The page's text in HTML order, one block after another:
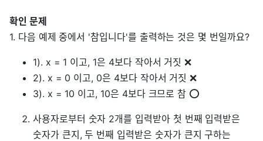
확인 문제
1. 다음 예제 중에서 '참입니다'를 출력하는 것은 몇 번일까요?
1). x = 1 이고, 1은 4보다 작아서 거짓 ❌
2). x = 0 이고, 0은 4보다 작아서 거짓 ❌
3). x = 10 이고, 10은 4보다 크므로 참 ⭕️
사용자로부터 숫자 2개를 입력받아 첫 번째 입력받은
숫자가 큰지, 두 번째 입력받은 숫자가 큰지 구하는